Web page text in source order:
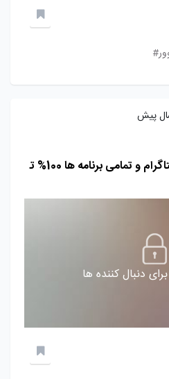
دریافت شماره مجازی اینستاگرام و تمامی برنامه ها 100% ت
دنبال کننده ها